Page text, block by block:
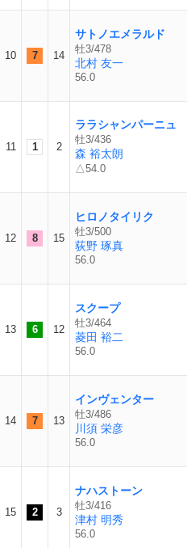
10 7 14
サトノエメラルド
牡3/478
北村 友一
56.0
11 1 2
ララシャンパーニュ
牡3/436
森 裕太朗
△54.0
12 8 15
ヒロノタイリク
牡3/500
荻野 琢真
56.0
13 6 12
スクープ
牡3/464
菱田 裕二
56.0
14 7 13
インヴェンター
牡3/486
川須 栄彦
56.0
15 2 3
ナハストーン
牡3/416
津村 明秀
56.0